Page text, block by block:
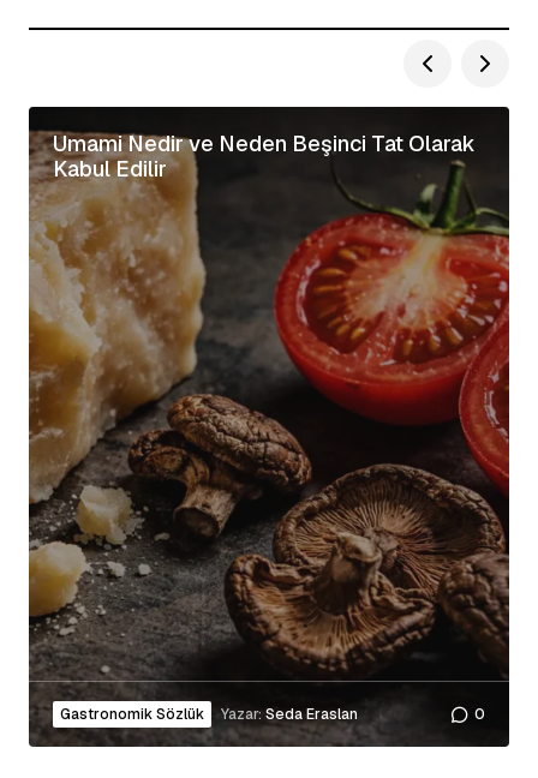
Umami Nedir ve Neden Beşinci Tat Olarak
Kabul Edilir
Gastronomik Sözlük Yazar:Seda Eraslan 0